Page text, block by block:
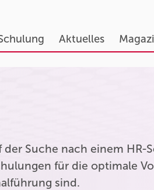
Aktuelles
Suche nach einem HR-
für die optimale
sind.